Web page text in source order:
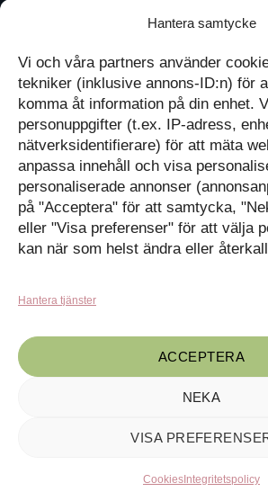
Hantera samtycke
Vi och våra partners använder
tekniker (inklusive annons-ID:n) för
komma åt information på din enhet.
personuppgifter (t.ex. IP-adress,
nätverksidentifierare) för att mäta
anpassa innehåll och visa
personaliserade annonser
på "Acceptera" för att samtycka,
eller "Visa preferenser" för att välja
kan när som helst ändra eller
Hantera tjänster
ACCEPTERA
NEKA
VISA
Cookies Integritetspolicy
Mitt konto
Kassan
Följ
Varukorg
Inga produkter i varukorgen.
GÅ TILLBAKA TILL
BUTIKEN
Med
skapar
Norrköping · ©2020-2024 Maila oss på